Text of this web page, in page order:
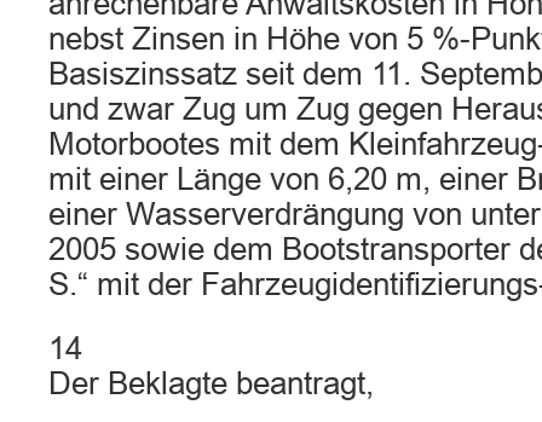
nebst Zinsen in Höhe von 5 %-
Basiszinssatz seit dem 11.
und zwar Zug um Zug gegen
Motorbootes mit dem
mit einer Länge von 6,20 m, einer
einer Wasserverdrängung von
2005 sowie dem Bootstransporter
S.“ mit der
14
Der Beklagte beantragt,